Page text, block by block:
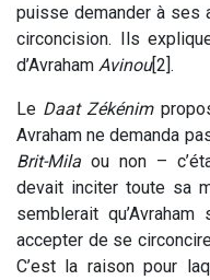
puisse demander à ses
circoncision. Ils
d’Avraham Avinou[2].
Le Daat Zékénim
Avraham ne demanda
Brit-Mila ou non –
devait inciter toute sa
semblerait
accepter de se
C’est la raison pour